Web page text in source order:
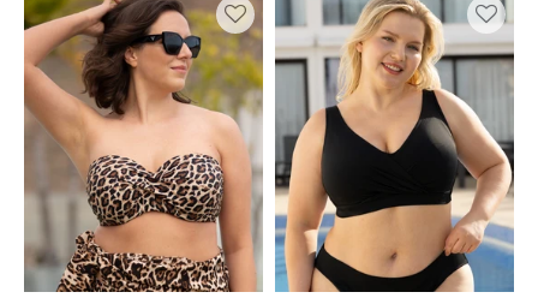
Bikini-
Top
Monaco
Loop
Wild
Top
ohne
Verschluss
Valencia
Black